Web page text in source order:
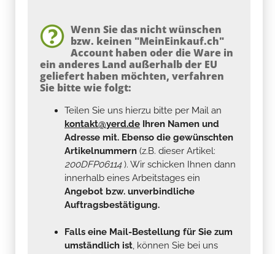
Wenn Sie das nicht wünschen
bzw. keinen "MeinEinkauf.ch"
Account haben oder die Ware in
ein anderes Land außerhalb der EU
geliefert haben möchten, verfahren
Sie bitte wie folgt:
Teilen Sie uns hierzu bitte per Mail an
kontakt@yerd.de Ihren Namen und
Adresse mit. Ebenso die gewünschten
Artikelnummern (z.B. dieser Artikel:
200DFP06114). Wir schicken Ihnen dann
innerhalb eines Arbeitstages ein
Angebot bzw. unverbindliche
Auftragsbestätigung.
Falls eine Mail-Bestellung für Sie zum
umständlich ist, können Sie bei uns